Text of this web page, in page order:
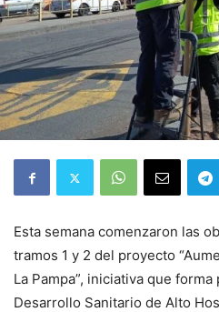
Esta semana comenzaron las
tramos 1 y 2 del proyecto
La Pampa”, iniciativa que
Desarrollo Sanitario de Alto